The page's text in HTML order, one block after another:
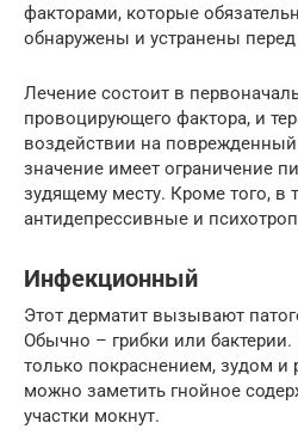
факторами, которые
обнаружены и устранены перед
Лечение состоит в
провоцирующего фактора, и
воздействии на
значение имеет ограничение
зудящему месту. Кроме того, в
антидепрессивные и
Инфекционный
Этот дерматит вызывают
Обычно – грибки или
только покраснением, зудом и
можно заметить гнойное
участки мокнут.